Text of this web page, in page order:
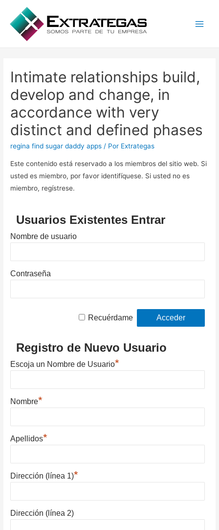
Intimate relationships build,
develop and change, in
accordance with very
distinct and defined phases
regina find sugar daddy apps / Por Extrategas
Este contenido está reservado a los miembros del sitio web. Si
usted es miembro, por favor identifíquese. Si usted no es
miembro, regístrese.
Usuarios Existentes Entrar
Nombre de usuario
Contraseña
Recuérdame
Registro de Nuevo Usuario
Escoja un Nombre de Usuario*
Nombre*
Apellidos*
Dirección (línea 1)*
Dirección (línea 2)